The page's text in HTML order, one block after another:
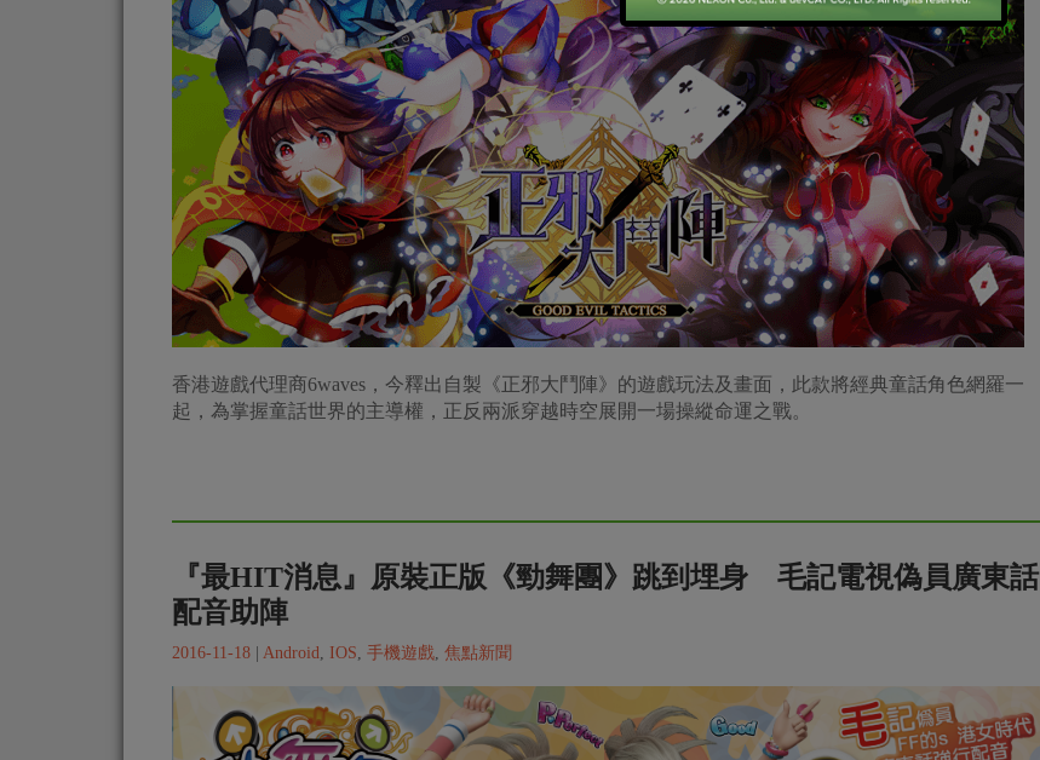
香港遊戲代理商6waves，今釋出自製《正邪大鬥陣》的遊戲玩法及畫面，此款將經典童話角色網羅一
起，為掌握童話世界的主導權，正反兩派穿越時空展開一場操縱命運之戰。
『最HIT消息』原裝正版《勁舞團》跳到埋身 毛記電視偽員廣東話
配音助陣
2016-11-18 Android, IOS, 手機遊戲, 焦點新聞